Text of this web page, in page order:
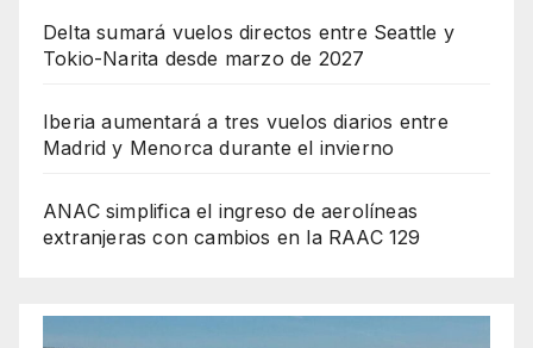
Delta sumará vuelos directos entre Seattle y
Tokio-Narita desde marzo de 2027
Iberia aumentará a tres vuelos diarios entre
Madrid y Menorca durante el invierno
ANAC simplifica el ingreso de aerolíneas
extranjeras con cambios en la RAAC 129